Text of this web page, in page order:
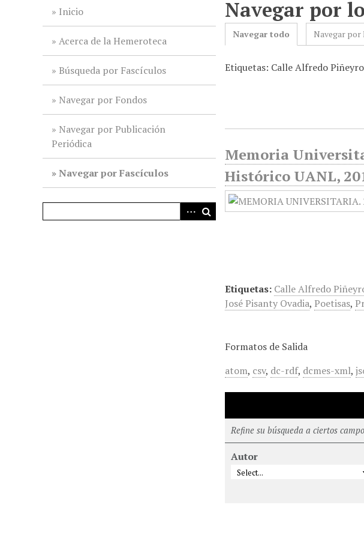
Inicio
Acerca de la Hemeroteca
Búsqueda por Fascículos
Navegar por Fondos
Navegar por Publicación
Periódica
Navegar por Fascículos
Navegar por
Navegar todo Navegar por
Etiquetas: Calle Alfredo
Memoria
Histórico UANL,
Etiquetas: Calle Alfredo
José Pisanty Ovadia, Poetisas,
Formatos de Salida
atom, csv, dc-rdf, dcmes-xml,
Refine su búsqueda a ciertos
Autor